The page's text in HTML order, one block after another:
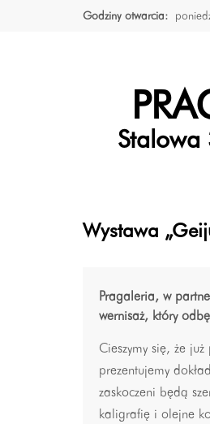
Godziny otwarcia:
Stalowa
Wystawa
Pragaleria, w
wernisaż, który
Cieszymy się, że
prezentujemy
zaskoczeni będą
kaligrafię i olejne